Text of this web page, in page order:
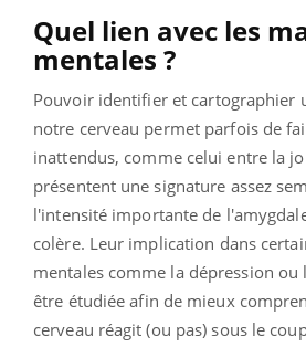
Quel lien avec les
mentales ?
Pouvoir identifier et cartographier
notre cerveau permet parfois de
inattendus, comme celui entre la
présentent une signature assez
l'intensité importante de
colère. Leur implication dans
mentales comme la dépression ou
être étudiée afin de mieux
cerveau réagit (ou pas) sous le